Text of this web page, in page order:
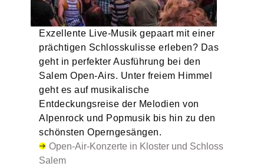
Exzellente Live-Musik gepaart mit einer
prächtigen Schlosskulisse erleben? Das
geht in perfekter Ausführung bei den
Salem Open-Airs. Unter freiem Himmel
geht es auf musikalische
Entdeckungsreise der Melodien von
Alpenrock und Popmusik bis hin zu den
schönsten Operngesängen.
Open-Air-Konzerte in Kloster und Schloss
Salem